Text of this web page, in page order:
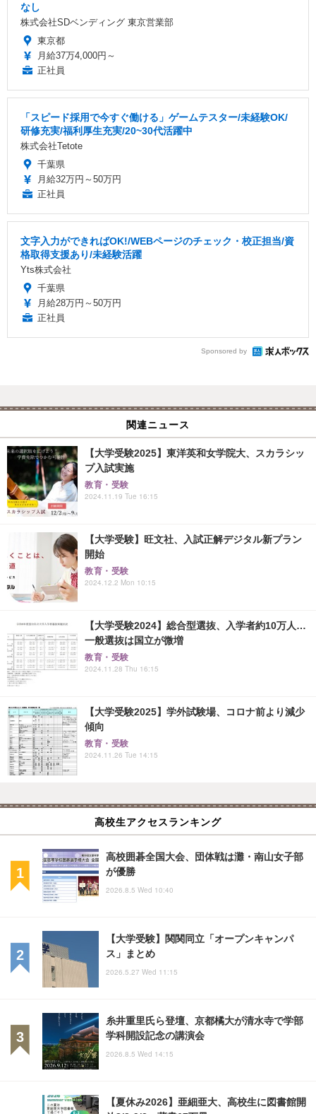
なし
株式会社SDベンディング 東京営業部
東京都
月給37万4,000円～
正社員
「スピード採用で今すぐ働ける」ゲームテスター/未経験OK/
研修充実/福利厚生充実/20~30代活躍中
株式会社Tetote
千葉県
月給32万円～50万円
正社員
文字入力ができればOK!/WEBページのチェック・校正担当/資
格取得支援あり/未経験活躍
Yts株式会社
千葉県
月給28万円～50万円
正社員
Sponsored by
関連ニュース
【大学受験2025】東洋英和女学院大、スカラシッ
プ入試実施
教育・受験
2024.11.19 Tue 16:15
【大学受験】旺文社、入試正解デジタル新プラン
開始
教育・受験
2024.12.2 Mon 10:15
【大学受験2024】総合型選抜、入学者約10万人…
一般選抜は国立が微増
教育・受験
2024.11.28 Thu 16:15
【大学受験2025】学外試験場、コロナ前より減少
傾向
教育・受験
2024.11.26 Tue 14:15
高校生アクセスランキング
高校囲碁全国大会、団体戦は灘・南山女子部
が優勝
2026.8.5 Wed 10:40
【大学受験】関関同立「オープンキャンパ
ス」まとめ
2026.5.27 Wed 11:15
糸井重里氏ら登壇、京都橘大が清水寺で学部
学科開設記念の講演会
2026.8.5 Wed 14:15
【夏休み2026】亜細亜大、高校生に図書館開